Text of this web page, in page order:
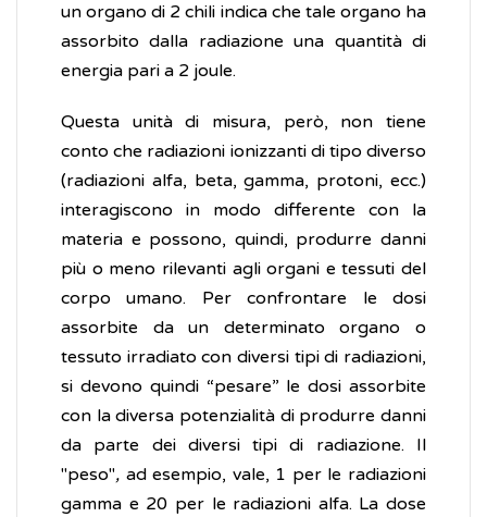
un organo di 2 chili indica che tale organo ha
assorbito dalla radiazione una quantità di
energia pari a 2 joule.
Questa unità di misura, però, non tiene
conto che radiazioni ionizzanti di tipo diverso
(radiazioni alfa, beta, gamma, protoni, ecc.)
interagiscono in modo differente con la
materia e possono, quindi, produrre danni
più o meno rilevanti agli organi e tessuti del
corpo umano. Per confrontare le dosi
assorbite da un determinato organo o
tessuto irradiato con diversi tipi di radiazioni,
si devono quindi “pesare” le dosi assorbite
con la diversa potenzialità di produrre danni
da parte dei diversi tipi di radiazione. Il
"peso", ad esempio, vale, 1 per le radiazioni
gamma e 20 per le radiazioni alfa. La dose